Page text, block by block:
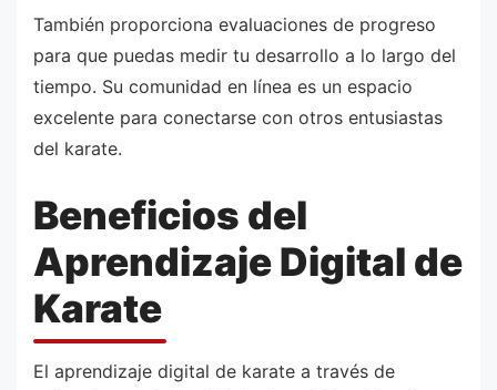
También proporciona evaluaciones de progreso
para que puedas medir tu desarrollo a lo largo del
tiempo. Su comunidad en línea es un espacio
excelente para conectarse con otros entusiastas
del karate.
Beneficios del
Aprendizaje Digital de
Karate
El aprendizaje digital de karate a través de